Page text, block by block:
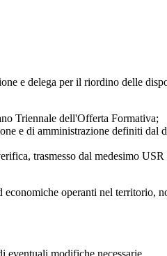
e delega per il riordino delle
Triennale dell'Offerta Formativa;
e di amministrazione definiti dal
trasmesso dal medesimo
operanti nel territorio,